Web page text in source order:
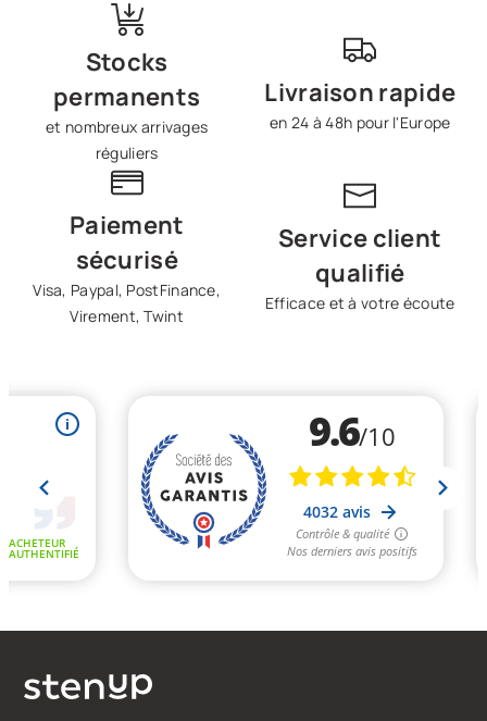
Stocks
permanents
et nombreux arrivages
réguliers
Livraison rapide
en 24 à 48h pour l'Europe
Paiement
sécurisé
Visa, Paypal, PostFinance,
Virement, Twint
Service client
qualifié
Efficace et à votre écoute